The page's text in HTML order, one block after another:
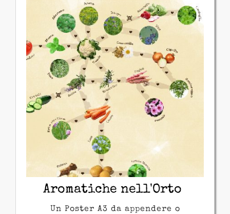
Aromatiche nell'Orto
Un Poster A3 da appendere o
Aromatiche nell'Orto
Nell’orto non vanno seminati solo
gli ortaggi! Perchè sia bello,
funzionale, ricco di vita e sano, ci
vogliono anche fiori e piante
aromatiche.